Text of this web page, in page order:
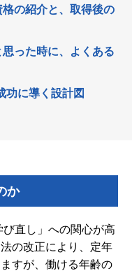
の紹介と、取得後の
思った時に、よくある
功に導く設計図
か
直し」への関心が高
の改正により、定年
すが、働ける年齢の